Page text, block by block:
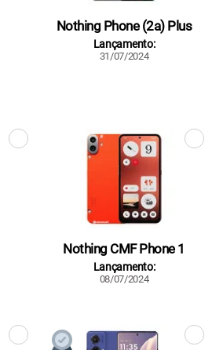
Nothing Phone (2a) Plus
Lançamento:
31/07/2024
Nothing CMF Phone 1
Lançamento:
08/07/2024